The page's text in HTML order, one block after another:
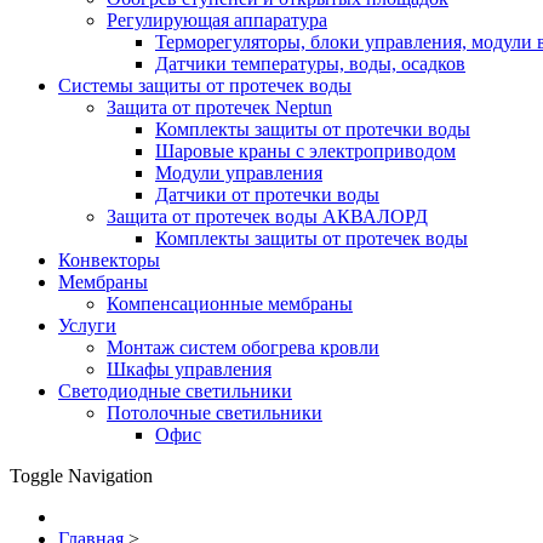
Регулирующая аппаратура
Терморегуляторы, блоки управления, модули
Датчики температуры, воды, осадков
Системы защиты от протечек воды
Защита от протечек Neptun
Комплекты защиты от протечки воды
Шаровые краны с электроприводом
Модули управления
Датчики от протечки воды
Защита от протечек воды АКВАЛОРД
Комплекты защиты от протечек воды
Конвекторы
Мембраны
Компенсационные мембраны
Услуги
Монтаж систем обогрева кровли
Шкафы управления
Светодиодные светильники
Потолочные светильники
Офис
Toggle Navigation
Главная >